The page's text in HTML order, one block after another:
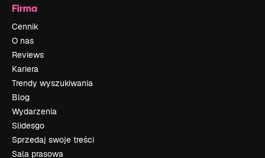
Firma
Cennik
O nas
Reviews
Kariera
Trendy wyszukiwania
Blog
Wydarzenia
Slidesgo
Sprzedaj swoje treści
Sala prasowa